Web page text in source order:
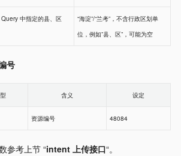
Query 中指定的县、区
“海淀”/“兰考”，不含行政区划单
位，例如”县、区”，可能为空
号
含义 设定
资源编号 48084
参考上节 “intent 上传接口“。